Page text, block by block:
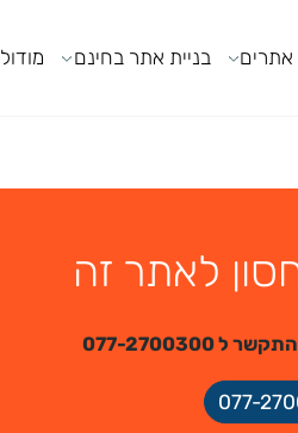
בניית אתר בחינם מודולים
לאתר זה